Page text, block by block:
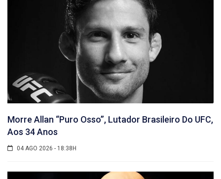
Morre Allan “Puro Osso”, Lutador Brasileiro Do UFC,
Aos 34 Anos
04 AGO 2026 - 18:38H